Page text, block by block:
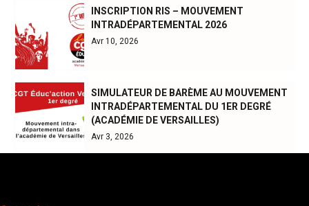
INSCRIPTION RIS – MOUVEMENT
INTRADÉPARTEMENTAL 2026
Avr 10, 2026
SIMULATEUR DE BARÈME AU MOUVEMENT
INTRADÉPARTEMENTAL DU 1ER DEGRÉ
(ACADÉMIE DE VERSAILLES)
Avr 3, 2026